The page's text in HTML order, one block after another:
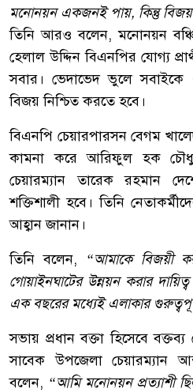
মনোনয়ন একজনই পায়, কিন্তু
তিনি আরও বলেন, মনোনয়ন
হেলাল উদ্দিন বিএনপির যোগ্য
সবার। ভেদাভেদ ভুলে সবাইকে
বিজয় নিশ্চিত করতে হবে।
বিএনপি চেয়ারপারসন বেগম
কামনা করে আরিফুল হক
চেয়ারম্যান তারেক রহমান
শক্তিশালী হবে। তিনি
আহ্বান জানান।
তিনি বলেন,
“আমাকে বিজয়ী
গোয়াইনঘাটের উন্নয়ন করার
এক বছরের মধ্যেই এলাকার
সভায় প্রধান বক্তা হিসেবে
সাবেক উপজেলা চেয়ারম্যান
বলেন, “আমি মনোনয়ন প্রত্যাশী